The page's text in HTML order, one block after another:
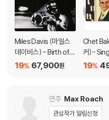
1) 불량으로 인한 반품/교환 요청
상을 요청할 수 있으며, 동영상이
관련 사진과 동영상 및 재생 기기
문의 바랍니다.
2) LP는 잦은 배송 과정에서 재킷
Miles Davis (마일스
데이비스) - Birth of t
he Cool [SACD Hybr
67,900원
19%
Chet
커)-
실버 컬
19%
연주 Max Roach
관심작가 알림신청